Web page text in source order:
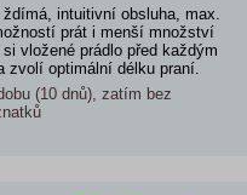
intuitivní obsluha, max.
prát i menší množství
vložené prádlo před každým
zvolí optimální délku praní.
(10 dnů), zatím bez